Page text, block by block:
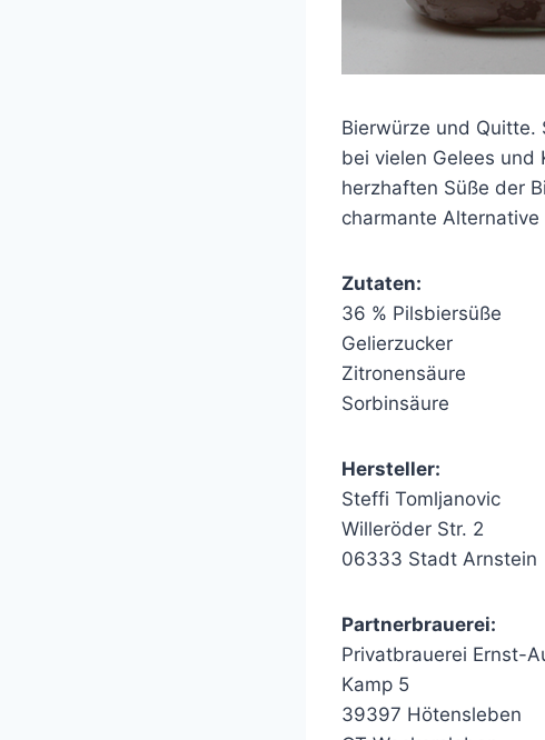
Bierwürze und Quitte.
bei vielen Gelees
herzhaften Süße der
charmante
Zutaten:
36 % Pilsbiersüße
Gelierzucker
Zitronensäure
Sorbinsäure
Hersteller:
Steffi Tomljanovic
Willeröder Str. 2
06333 Stadt Arnstein
Partnerbrauerei:
Privatbrauerei Ernst-
Kamp 5
39397 Hötensleben